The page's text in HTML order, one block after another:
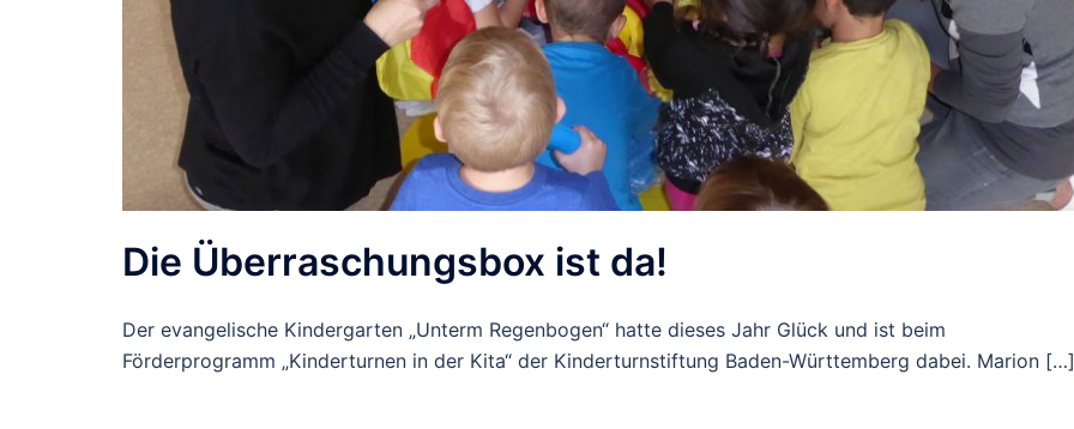
Die Überraschungsbox ist da!
Der evangelische Kindergarten „Unterm Regenbogen“ hatte dieses Jahr Glück und ist beim
Förderprogramm „Kinderturnen in der Kita“ der Kinderturnstiftung Baden-Württemberg dabei. Marion […]